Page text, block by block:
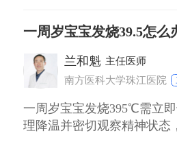
3840℃，可通过手腕内侧或
免直接接触婴儿皮肤。洗澡
钟，减少热量流失。 早产儿
弱，水温需稍高至3941℃，
一周岁宝宝发烧39.5怎么
兰和魁 主任医师
南方医科大学珠江医院
一周岁宝宝发烧395℃需立
理降温并密切观察精神状态